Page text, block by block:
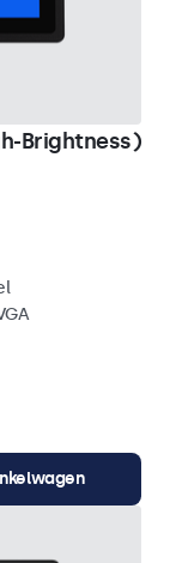
Brightness)